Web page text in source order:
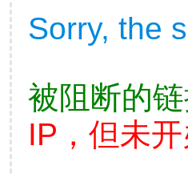
Sorry, the
被阻断的链
IP，但未